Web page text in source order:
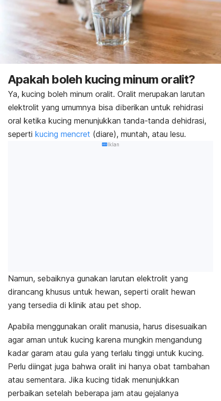
Apakah boleh kucing minum oralit?
Ya, kucing boleh minum oralit. Oralit merupakan larutan
elektrolit yang umumnya bisa diberikan untuk rehidrasi
oral ketika kucing menunjukkan tanda-tanda dehidrasi,
seperti kucing mencret (diare), muntah, atau lesu.
Iklan
Namun, sebaiknya gunakan larutan elektrolit yang
dirancang khusus untuk hewan, seperti oralit hewan
yang tersedia di klinik atau pet shop.
Apabila menggunakan oralit manusia, harus disesuaikan
agar aman untuk kucing karena mungkin mengandung
kadar garam atau gula yang terlalu tinggi untuk kucing.
Perlu diingat juga bahwa oralit ini hanya obat tambahan
atau sementara. Jika kucing tidak menunjukkan
perbaikan setelah beberapa jam atau gejalanya